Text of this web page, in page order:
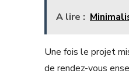
A lire :
Une fois le projet
de rendez-vous